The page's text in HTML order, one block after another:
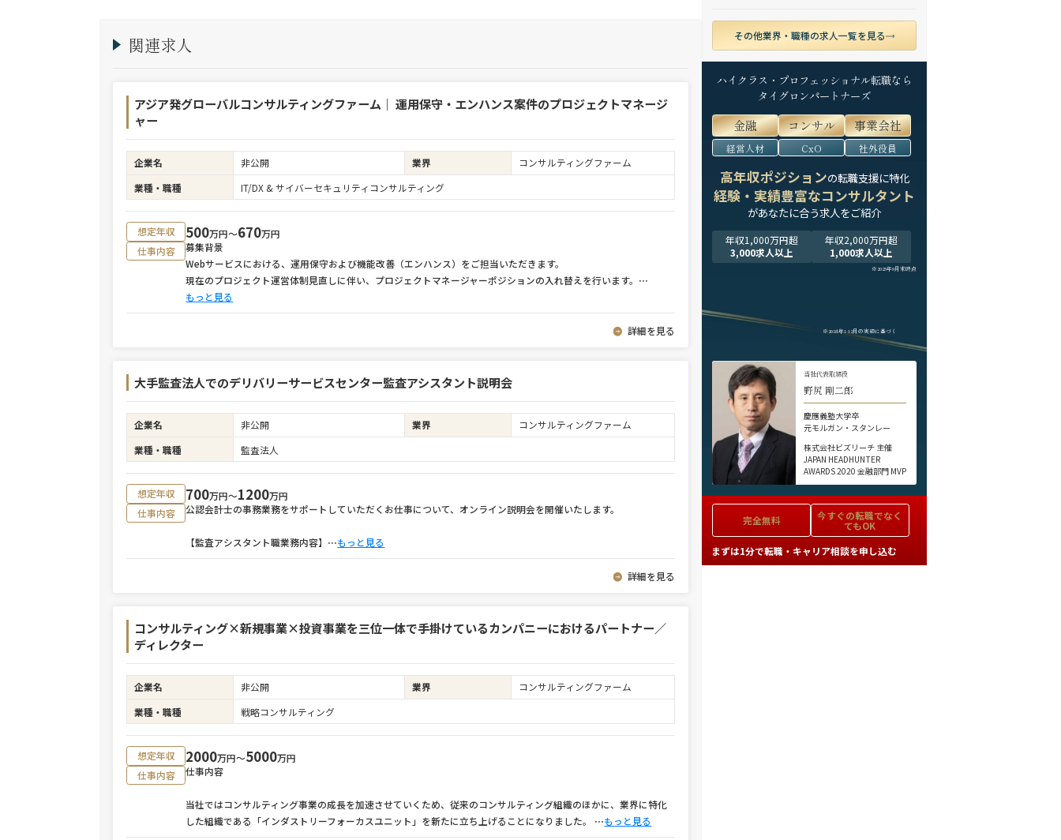
関連求人
アジア発グローバルコンサルティングファーム｜ 運用保守・エンハンス案件のプロジェクトマネージ
ャー
企業名 非公開 業界
コンサルティングファーム
業種・職種
IT/DX & サイバーセキュリティコンサルティング
想定年収 500万円〜670万円
仕事内容
募集背景
Webサービスにおける、運用保守および機能改善（エンハンス）をご担当いただきます。
現在のプロジェクト運営体制見直しに伴い、プロジェクトマネージャーポジションの入れ替えを行います。 ⋯
もっと見る
詳細を見る
大手監査法人でのデリバリーサービスセンター監査アシスタント説明会
企業名 非公開 業界
コンサルティングファーム
業種・職種
監査法人
想定年収 700万円〜1200万円
仕事内容
公認会計士の事務業務をサポートしていただくお仕事について、オンライン説明会を開催いたします。
【監査アシスタント職業務内容】 ⋯もっと見る
詳細を見る
コンサルティング×新規事業×投資事業を三位一体で手掛けているカンパニーにおけるパートナー／
ディレクター
企業名 非公開 業界
コンサルティングファーム
業種・職種
戦略コンサルティング
想定年収 2000万円〜5000万円
仕事内容
仕事内容
当社ではコンサルティング事業の成長を加速させていくため、従来のコンサルティング組織のほかに、業界に特化
した組織である「インダストリーフォーカスユニット」を新たに立ち上げることになりました。 ⋯もっと見る
その他業界・職種の求人一覧を見る
ハイクラス・プロフェッショナル転職なら
タイグロンパートナーズ
金融 コンサル 事業会社
経営人材 CxO 社外役員
高年収ポジションの転職支援に特化
経験・実績豊富なコンサルタント
があなたに合う求人をご紹介
年収1,000万円超
3,000求人以上
年収2,000万円超
1,000求人以上
※2025年9月末時点
※2024年1-12月の実績に基づく
当社代表取締役
野尻 剛二郎
慶應義塾大学卒
元モルガン・スタンレー
株式会社ビズリーチ 主催
JAPAN HEADHUNTER
AWARDS 2020 金融部門 MVP
完全無料 今すぐの転職でなく
てもOK
まずは1分で転職・キャリア相談を申し込む